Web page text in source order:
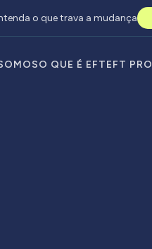
O QUE É EFTEFT PRO
o que trava a mudança